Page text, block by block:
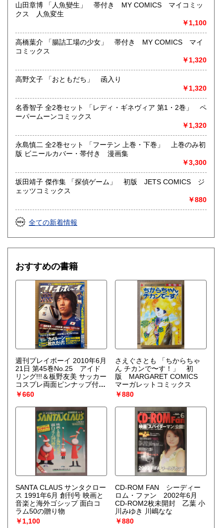
書籍の買取について
メール web@bookdash.net または専用ページでお問い合
わせください。
お電話 03-3219-5991でも受け付けております。
お取引内容は、ご依頼されたあとの返信メールに、さらに詳
しく説明した文章をお付けしております。ご安心ください。
取り扱い分野
趣味、サブカルチャー、古書一般（その他）
女優・アイドル・グラビア・アダルトや映画・マンガ等
山田章博 「人魚變生」 帯付き MY COMICS マイコミッ
クス 人魚変生
￥1,100
高橋葉介 「腸詰工場の少女」 帯付き MY COMICS マイ
コミックス
￥1,320
高野文子 「おともだち」 函入り
￥1,320
名香智子 全2巻セット 「レディ・ギネヴィア 第1・2巻」 ペ
ーパームーンコミックス
￥1,320
永島慎二 全2巻セット 「フーテン 上巻・下巻」 上巻のみ初
版 ビニールカバー・帯付き 漫画集
￥3,300
坂田靖子 傑作集 「探偵ゲーム」 初版 JETS COMICS ジ
ェッツコミックス
￥880
全ての新着情報
おすすめの書籍
週刊プレイボーイ 2010年6月
21日 第45巻No.25 アイド
リング!!!＆板野友美 サッカー
コスプレ両面ピンナップ付
小松彩夏 下着7p・辰巳奈都
美咲 セクシーショット5p・
滝沢乃南 ハミ乳/下着4p・小
森美果 水着3p・小松崎真理
ヌード5p 他
￥660
さえぐさとも 「ちからちゃ
ん チカンで〜す！」 初
版 MARGARET COMICS
マーガレットコミックス
￥880
SANTA CLAUS サンタクロー
ス 1991年6月 創刊号 映画と
音楽と海外ゴシップ 面白コ
ラム50の贈り物
￥1,100
CD-ROM FAN シーディー
ロム・ファン 2002年6月
CD-ROM2枚未開封 乙葉 小
川みゆき 川嶋なな
￥880